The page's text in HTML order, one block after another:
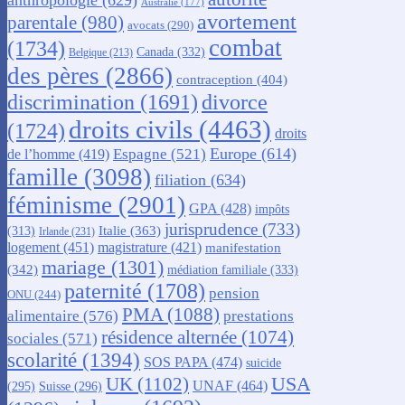
Australie (177)
parentale (980) avocats (290) avortement
(1734) Belgique (213) Canada (332) combat
des pères (2866) contraception (404)
discrimination (1691) divorce
(1724) droits civils (4463) droits
de l’homme (419) Espagne (521) Europe (614)
famille (3098) filiation (634)
féminisme (2901) GPA (428) impôts
(313) Irlande (231) Italie (363) jurisprudence (733)
logement (451) magistrature (421) manifestation
(342) mariage (1301) médiation familiale (333)
ONU (244) paternité (1708) pension
alimentaire (576) PMA (1088) prestations
sociales (571) résidence alternée (1074)
scolarité (1394) SOS PAPA (474) suicide
(295) Suisse (296) UK (1102) UNAF (464) USA